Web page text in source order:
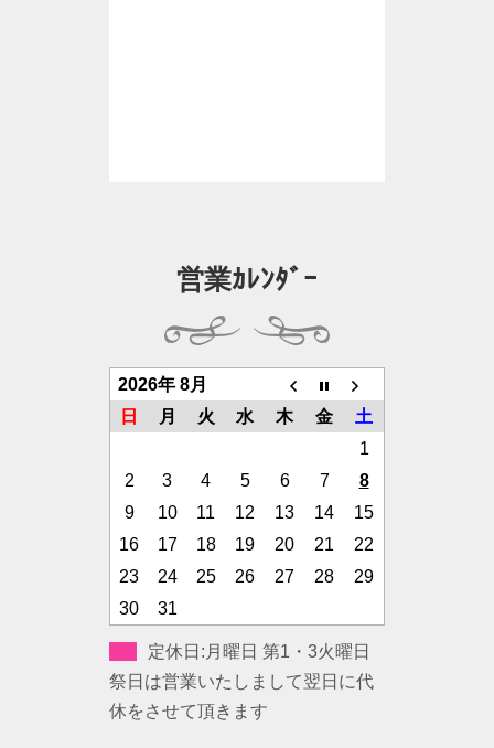
営業ｶﾚﾝﾀﾞｰ
2026年 8月
日
月 火 水 木 金
土
1
2
3 4 5 6 7
8
9
10 11 12 13 14
15
16
17 18 19 20 21
22
23
24 25 26 27 28
29
30
31
定休日:月曜日 第1・3火曜日
祭日は営業いたしまして翌日に代
休をさせて頂きます